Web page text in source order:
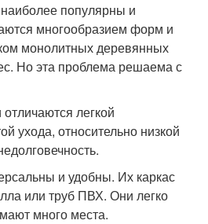
популярны и
многообразием форм и
монолитных деревянных
Но эта проблема решаема с
легкой
ухода, относительно низкой
и удобны. Их каркас
или труб ПВХ. Они легко
много места.